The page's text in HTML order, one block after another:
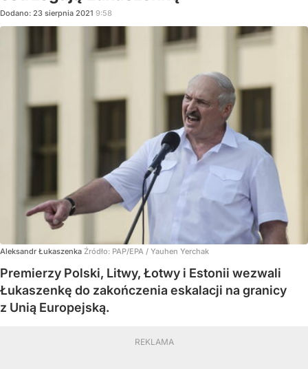
Dodano: 23 sierpnia 2021 9:58
Aleksandr Łukaszenka Źródło: PAP/EPA / Yauhen Yerchak
Premierzy Polski, Litwy, Łotwy i Estonii wezwali
Łukaszenkę do zakończenia eskalacji na granicy
z Unią Europejską.